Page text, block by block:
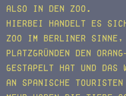
also in den Zoo.
Hierbei handelt es
Zoo im Berliner Sinne,
Platzgründen den
gestapelt hat und das
an spanische